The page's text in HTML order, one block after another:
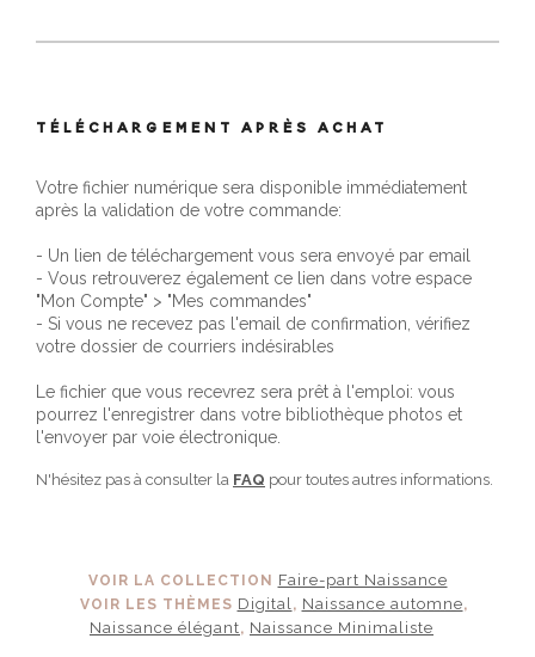
TÉLÉCHARGEMENT APRÈS ACHAT
Votre fichier numérique sera disponible immédiatement
après la validation de votre commande:
- Un lien de téléchargement vous sera envoyé par email
- Vous retrouverez également ce lien dans votre espace
"Mon Compte" > "Mes commandes"
- Si vous ne recevez pas l'email de confirmation, vérifiez
votre dossier de courriers indésirables
Le fichier que vous recevrez sera prêt à l'emploi: vous
pourrez l'enregistrer dans votre bibliothèque photos et
l'envoyer par voie électronique.
N'hésitez pas à consulter la FAQ pour toutes autres informations.
VOIR LA COLLECTION Faire-part Naissance
VOIR LES THÈMES Digital , Naissance automne,
Naissance élégant, Naissance Minimaliste